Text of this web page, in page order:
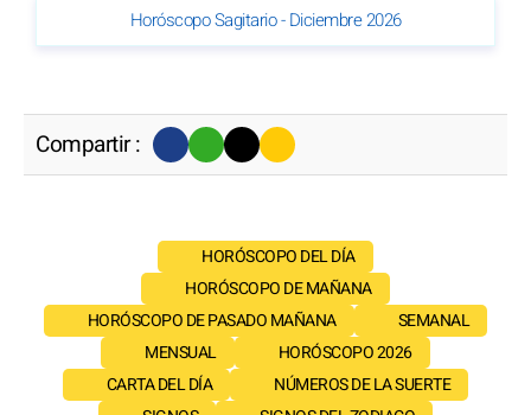
Horóscopo Sagitario - Diciembre 2026
Compartir :
HORÓSCOPO DEL DÍA
HORÓSCOPO DE MAÑANA
HORÓSCOPO DE PASADO MAÑANA
SEMANAL
MENSUAL
HORÓSCOPO 2026
CARTA DEL DÍA
NÚMEROS DE LA SUERTE